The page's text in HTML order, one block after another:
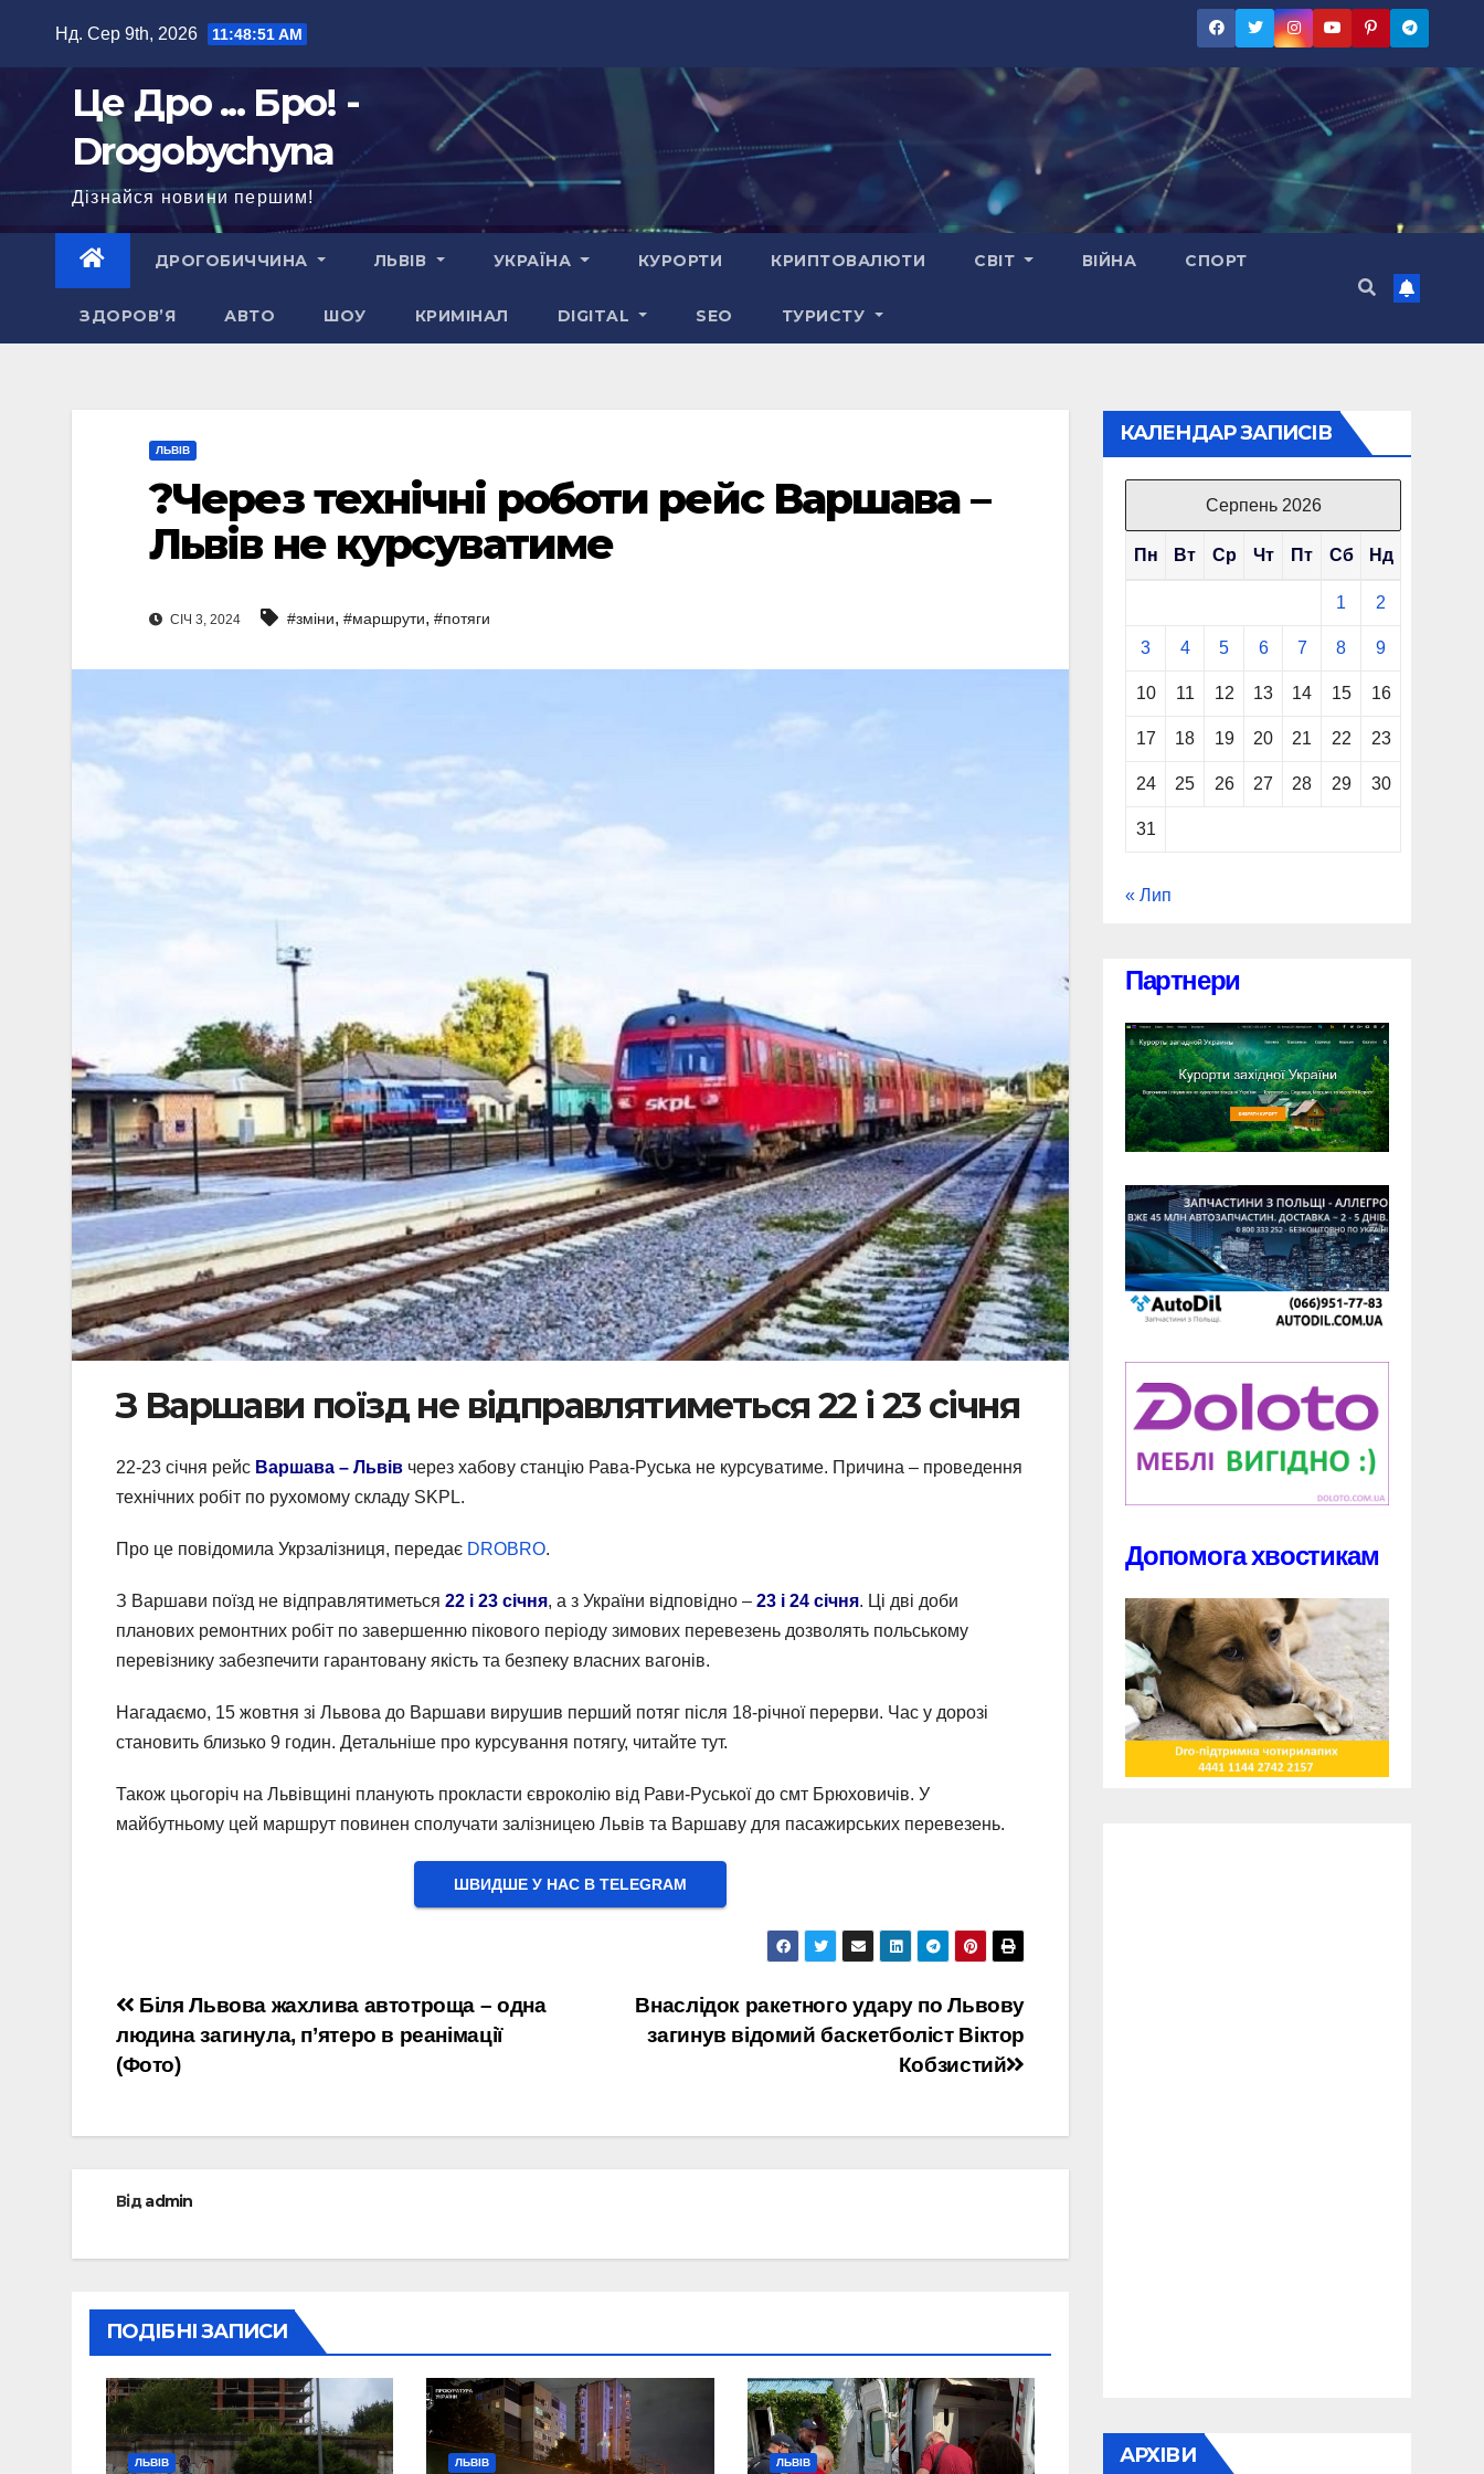
Нд. Сер 9th, 2026 11:48:53 AM
Це Дро ... Бро! -
Drogobychyna
Дізнайся новини першим!
ДРОГОБИЧЧИНА ЛЬВІВ УКРАЇНА КУРОРТИ КРИПТОВАЛЮТИ СВІТ ВІЙНА СПОРТ
ЗДОРОВ’Я АВТО ШОУ КРИМІНАЛ DIGITAL SEO ТУРИСТУ
ЛЬВІВ
?Через технічні роботи рейс Варшава –
Львів не курсуватиме
СІЧ 3, 2024 #зміни, #маршрути, #потяги
З Варшави поїзд не відправлятиметься 22 і 23 січня
22-23 січня рейс Варшава – Львів через хабову станцію Рава-Руська не курсуватиме. Причина – проведення
технічних робіт по рухомому складу SKPL.
Про це повідомила Укрзалізниця, передає DROBRO.
З Варшави поїзд не відправлятиметься 22 і 23 січня, а з України відповідно – 23 і 24 січня. Ці дві доби
планових ремонтних робіт по завершенню пікового періоду зимових перевезень дозволять польському
перевізнику забезпечити гарантовану якість та безпеку власних вагонів.
Нагадаємо, 15 жовтня зі Львова до Варшави вирушив перший потяг після 18-річної перерви. Час у дорозі
становить близько 9 годин. Детальніше про курсування потягу, читайте тут.
Також цьогоріч на Львівщині планують прокласти євроколію від Рави-Руської до смт Брюховичів. У
майбутньому цей маршрут повинен сполучати залізницею Львів та Варшаву для пасажирських перевезень.
ШВИДШЕ У НАС В ТELEGRAM
Навігація
записів
Внаслідок ракетного удару по Львову
загинув відомий баскетболіст Віктор
Кобзистий
Біля Львова жахлива автотроща – одна
людина загинула, п’ятеро в реанімації
(Фото)
Відadmin
ПОДІБНІ ЗАПИСИ
ЛЬВІВ ЛЬВІВ ЛЬВІВ
КАЛЕНДАР ЗАПИСІВ
Серпень 2026
Пн Вт Ср Чт Пт Сб Нд
1 2
3 4 5 6 7 8 9
10 11 12 13 14 15 16
17 18 19 20 21 22 23
24 25 26 27 28 29 30
31
« Лип
Партнери
Допомога хвостикам
АРХІВИ